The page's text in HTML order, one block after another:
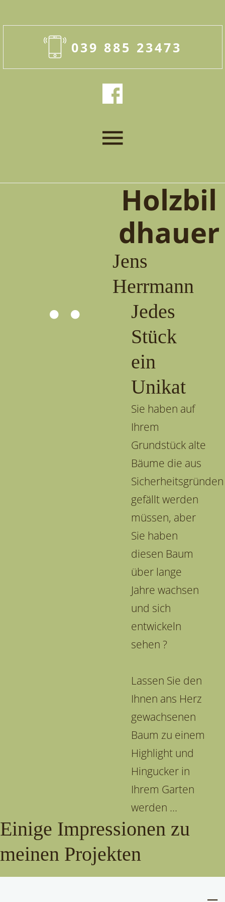
039 885 23473
Holzbil
dhauer
Jens
Herrmann
Jedes
Stück
ein
Unikat
Sie haben auf
Ihrem
Grundstück alte
Bäume die aus
Sicherheitsgründen
gefällt werden
müssen, aber
Sie haben
diesen Baum
über lange
Jahre wachsen
und sich
entwickeln
sehen ?
Lassen Sie den
Ihnen ans Herz
gewachsenen
Baum zu einem
Highlight und
Hingucker in
Ihrem Garten
werden ...
Einige Impressionen zu
meinen Projekten